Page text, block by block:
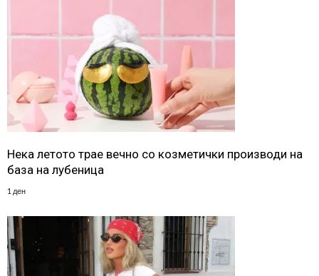
Нека летото трае вечно со козметички производи на
база на лубеница
1 ден